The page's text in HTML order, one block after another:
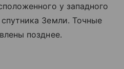
у западного
Земли. Точные
позднее.